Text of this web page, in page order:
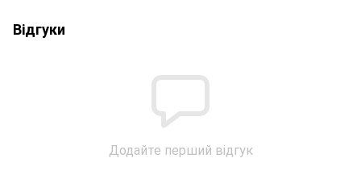
Відгуки
Додайте перший відгук